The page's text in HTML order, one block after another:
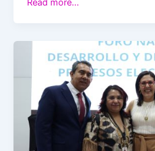
Read more…